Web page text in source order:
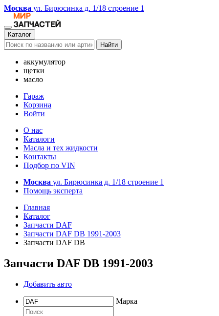
Москва ул. Бирюсинка д. 1/18 строение 1
Каталог
Найти
аккумулятор
щетки
масло
Гараж
Корзина
Войти
О нас
Каталоги
Масла и тех жидкости
Контакты
Подбор по VIN
Москва ул. Бирюсинка д. 1/18 строение 1
Помощь эксперта
Главная
Каталог
Запчасти DAF
Запчасти DAF DB 1991-2003
Запчасти DAF DB
Запчасти DAF DB 1991-2003
Добавить авто
Марка